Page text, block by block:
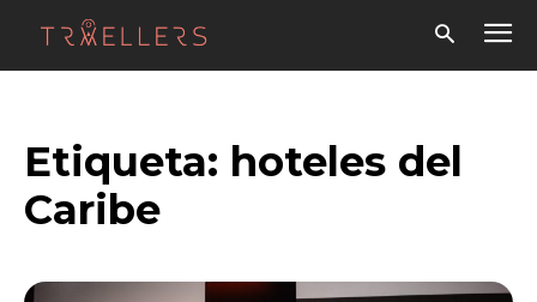
Etiqueta: hoteles del
Caribe